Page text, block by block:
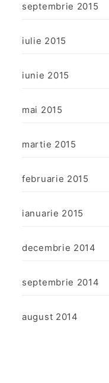
septembrie 2015
iulie 2015
iunie 2015
mai 2015
martie 2015
februarie 2015
ianuarie 2015
decembrie 2014
septembrie 2014
august 2014